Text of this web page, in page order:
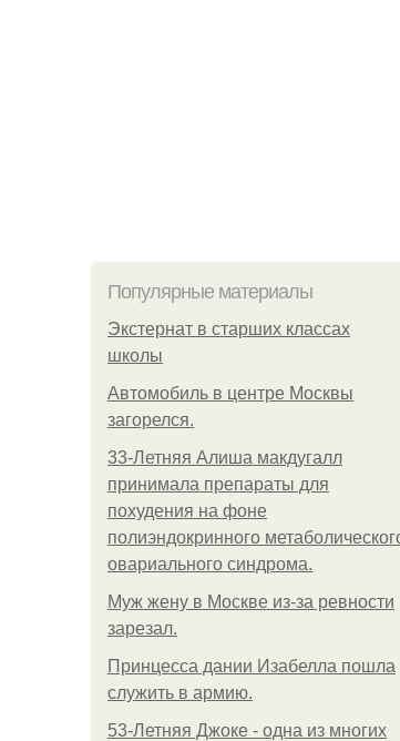
Популярные материалы
Экстернат в старших классах
школы
Автомобиль в центре Москвы
загорелся.
33-Летняя Алиша макдугалл
принимала препараты для
похудения на фоне
полиэндокринного
овариального синдрома.
Mуж жену в Москве из-за ревности
зарезал.
Принцесса дании Изабелла пошла
служить в армию.
53-Летняя Джоке - одна из многих